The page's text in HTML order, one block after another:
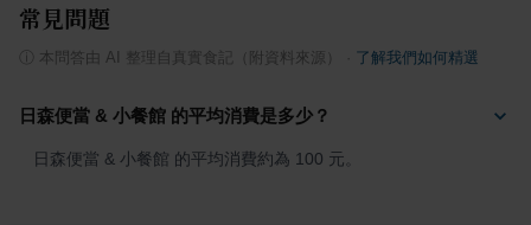
常見問題
本問答由 AI 整理自真實食記（附資料來源） 了解我們如何精選
日森便當 & 小餐館 的平均消費是多少？
日森便當 & 小餐館 的平均消費約為 100 元。